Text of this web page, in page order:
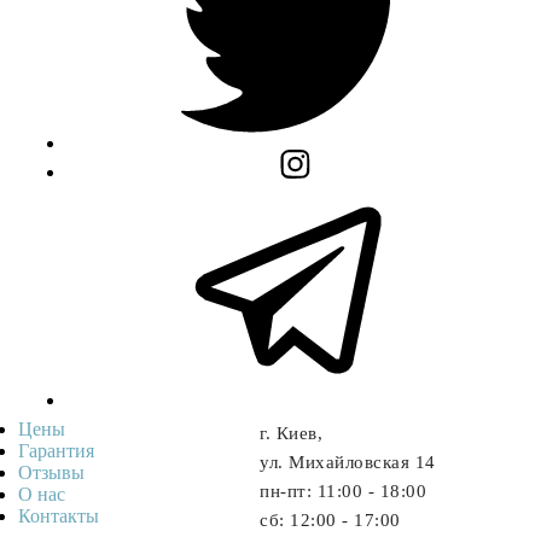
г. Киев,
ул. Михайловская 14
пн-пт: 11:00 - 18:00
cб: 12:00 - 17:00
Цены
Гарантия
Отзывы
О нас
Контакты